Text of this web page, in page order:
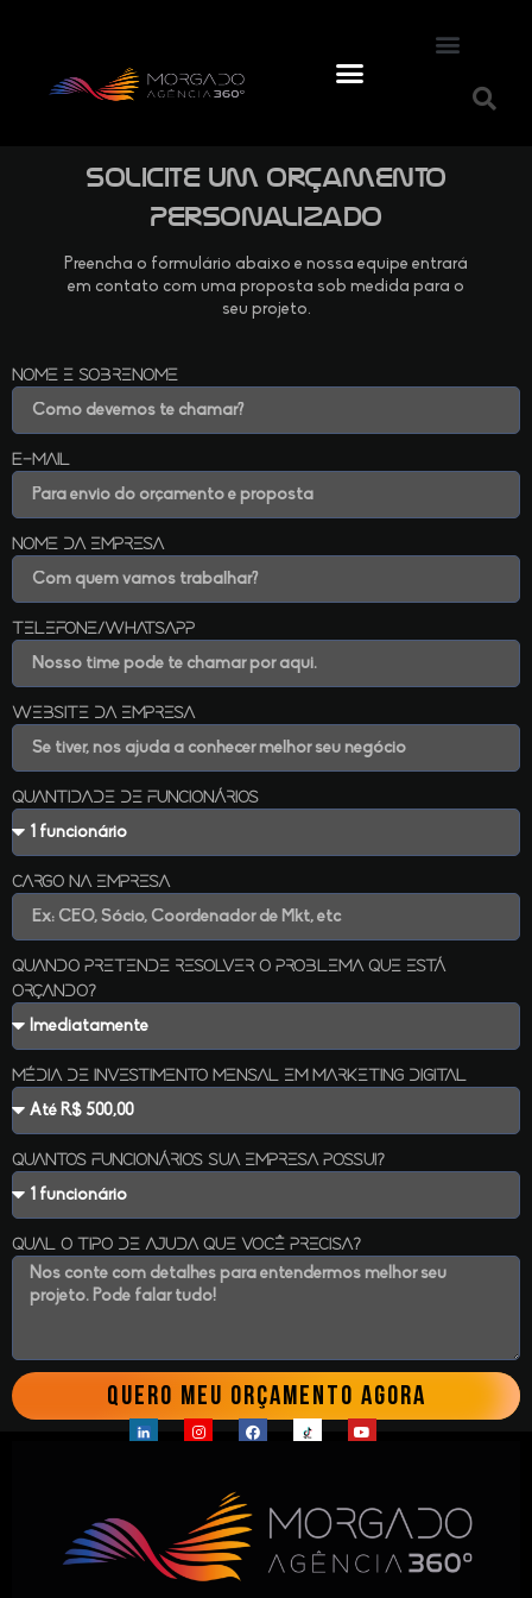
Solicite um Orçamento
Personalizado
Preencha o formulário abaixo e nossa equipe entrará
em contato com uma proposta sob medida para o
seu projeto.
Nome e Sobrenome
E-mail
Nome da empresa
Telefone/Whatsapp
Website da empresa
Quantidade de funcionários
Cargo na empresa
Quando pretende resolver o problema que está
orçando?
Média de investimento mensal em marketing digital
Quantos funcionários sua empresa possui?
Qual o tipo de ajuda que você precisa?
QUERO MEU ORÇAMENTO AGORA